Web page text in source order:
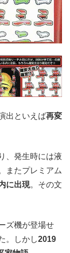
出といえば再変
、発生時には液
またプレミアム
に出現。その文
ズ機が登場せ
。しかし2019